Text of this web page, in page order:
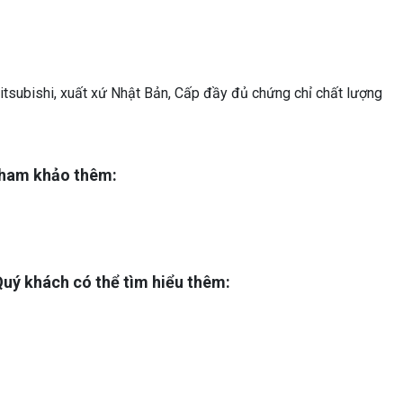
xuất xứ Nhật Bản, Cấp đầy đủ chứng chỉ chất lượng
khảo thêm:
khách có thể tìm hiểu thêm: